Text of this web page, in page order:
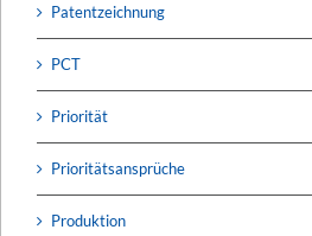
Patentzeichnung
PCT
Priorität
Prioritätsansprüche
Produktion